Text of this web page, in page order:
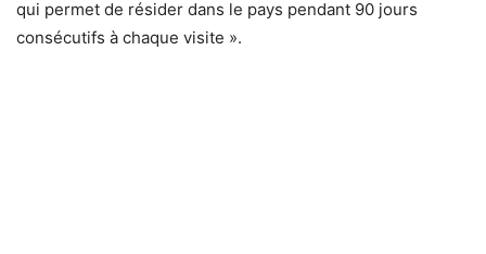
qui permet de résider dans le pays pendant 90 jours
consécutifs à chaque visite ».